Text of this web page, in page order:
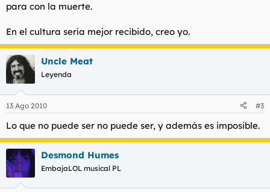
para con la muerte.
En el cultura sería mejor recibido, creo yo.
Uncle Meat
Leyenda
13 Ago 2010 #3
Lo que no puede ser no puede ser, y además es imposible.
Desmond Humes
EmbajaLOL musical PL